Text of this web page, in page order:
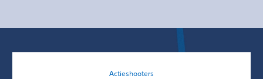
Actieshooters